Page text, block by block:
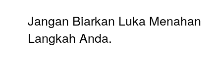
Jangan Biarkan Luka Menahan
Langkah Anda.